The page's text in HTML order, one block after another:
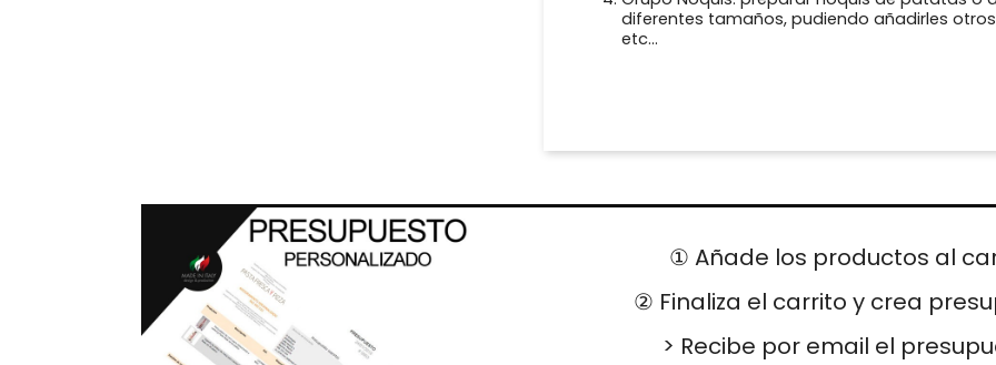
diferentes tamaños, pudiendo añadirles
etc...
① Añade los productos al
② Finaliza el carrito y crea
> Recibe por email el